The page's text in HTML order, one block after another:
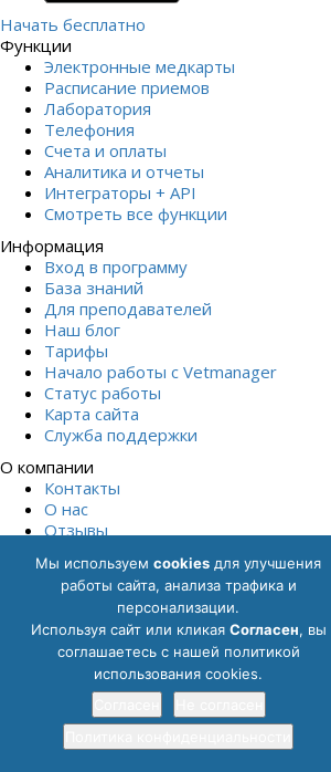
Начать бесплатно
Функции
Электронные медкарты
Расписание приемов
Лаборатория
Телефония
Счета и оплаты
Аналитика и отчеты
Интеграторы + API
Смотреть все функции
Информация
Вход в программу
База знаний
Для преподавателей
Наш блог
Тарифы
Начало работы с Vetmanager
Статус работы
Карта сайта
Служба поддержки
О компании
Контакты
О нас
Отзывы
Сравнение с другими СRM
Начать бесплатно
Политика обработки персональных
обработку персональных данных
характеристик ПО Описание процессов,
поддержание жизненного цикла
Руководство пользователя
ООО «ВЕТМЕНЕДЖЕР»
Мы используем cookies для улучшения
работы сайта, анализа трафика и
персонализации.
Используя сайт или кликая Cогласен, вы
соглашаетесь с нашей политикой
использования cookies.